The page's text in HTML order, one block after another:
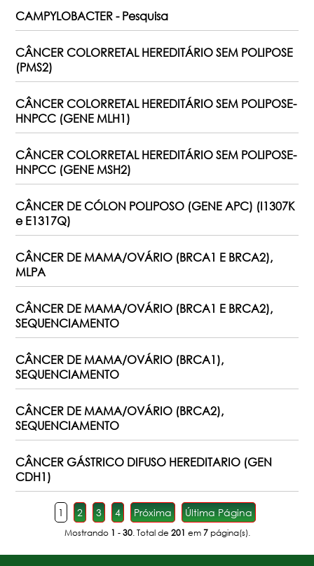
CAMPYLOBACTER - Pesquisa
CÂNCER COLORRETAL HEREDITÁRIO SEM POLIPOSE
(PMS2)
CÂNCER COLORRETAL HEREDITÁRIO SEM POLIPOSE-
HNPCC (GENE MLH1)
CÂNCER COLORRETAL HEREDITÁRIO SEM POLIPOSE-
HNPCC (GENE MSH2)
CÂNCER DE CÓLON POLIPOSO (GENE APC) (I1307K
e E1317Q)
CÂNCER DE MAMA/OVÁRIO (BRCA1 E BRCA2),
MLPA
CÂNCER DE MAMA/OVÁRIO (BRCA1 E BRCA2),
SEQUENCIAMENTO
CÂNCER DE MAMA/OVÁRIO (BRCA1),
SEQUENCIAMENTO
CÂNCER DE MAMA/OVÁRIO (BRCA2),
SEQUENCIAMENTO
CÂNCER GÁSTRICO DIFUSO HEREDITARIO (GEN
CDH1)
1 2 3 4 Próxima Última Página
Mostrando 1 -30. Total de201 em7página(s).